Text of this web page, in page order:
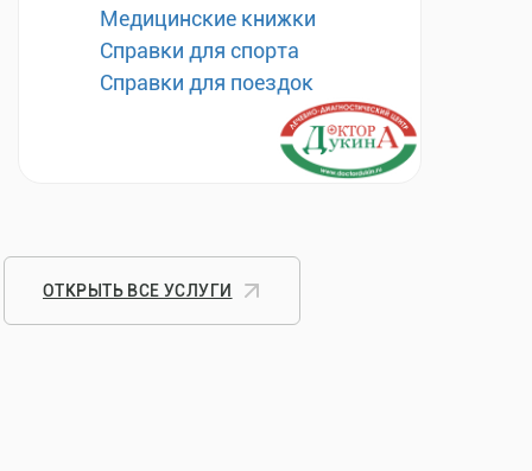
Медицинские книжки
Справки для спорта
Справки для поездок
ОТКРЫТЬ ВСЕ УСЛУГИ